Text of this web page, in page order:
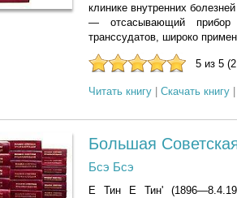
клинике внутренних
— отсасывающий прибор
транссудатов, широко
5 из 5
Читать книгу Скачать книгу
Большая
Бсэ Бсэ
Е Тин Е Тин'